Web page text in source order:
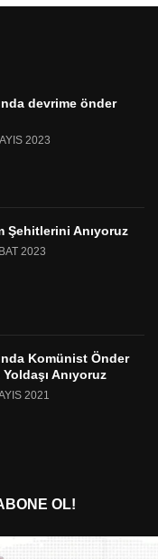
devrime önder
2023
Şehitlerini Anıyoruz
2023
Komünist Önder
Anıyoruz
2021
OL!